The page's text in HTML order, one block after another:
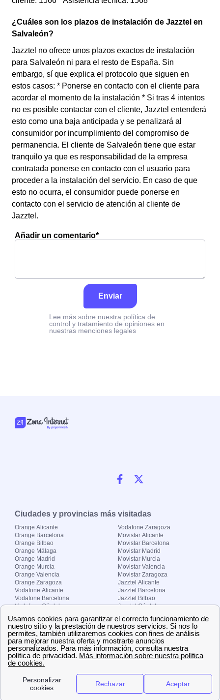
¿Cuáles son los plazos de instalación de Jazztel en
Salvaleón?
Jazztel no ofrece unos plazos exactos de instalación
para Salvaleón ni para el resto de España. Sin
embargo, sí que explica el protocolo que siguen en
estos casos: * Ponerse en contacto con el cliente para
acordar el momento de la instalación * Si tras 4 intentos
no es posible contactar con el cliente, Jazztel entenderá
esto como una baja anticipada y se penalizará al
consumidor por incumplimiento del compromiso de
permanencia. El cliente de Salvaleón tiene que estar
tranquilo ya que es responsabilidad de la empresa
contratada ponerse en contacto con el usuario para
proceder a la instalación del servicio. En caso de que
esto no ocurra, el consumidor puede ponerse en
contacto con el servicio de atención al cliente de
Jazztel.
Añadir un comentario*
Enviar
Lee más sobre nuestra política de
control y tratamiento de opiniones en
nuestras menciones legales
Ciudades y provincias más visitadas
Orange Alicante
Orange Barcelona
Orange Bilbao
Orange Málaga
Orange Madrid
Orange Murcia
Orange Valencia
Orange Zaragoza
Vodafone Alicante
Vodafone Barcelona
Vodafone Córdoba
Vodafone Madrid
Vodafone Murcia
Vodafone Valencia
Vodafone Zaragoza
Movistar Alicante
Movistar Barcelona
Movistar Madrid
Movistar Murcia
Movistar Valencia
Movistar Zaragoza
Jazztel Alicante
Jazztel Barcelona
Jazztel Bilbao
Jazztel Córdoba
Jazztel Málaga
Jazztel Valencia
Jazztel Zaragoza
Sobre Zona-internet.com
¿Quiénes somos?
El grupo papernest
Aviso legal Nuestras ofertas de trabajo